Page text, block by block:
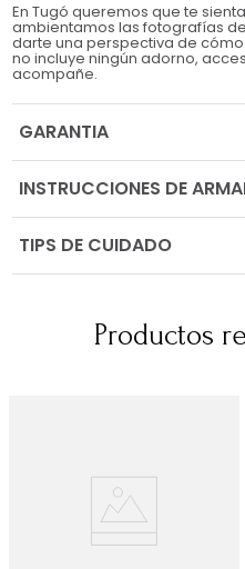
En Tugó queremos que te
ambientamos las fotografías
darte una perspectiva de
no incluye ningún adorno,
acompañe.
GARANTIA
INSTRUCCIONES DE
TIPS DE CUIDADO
Productos